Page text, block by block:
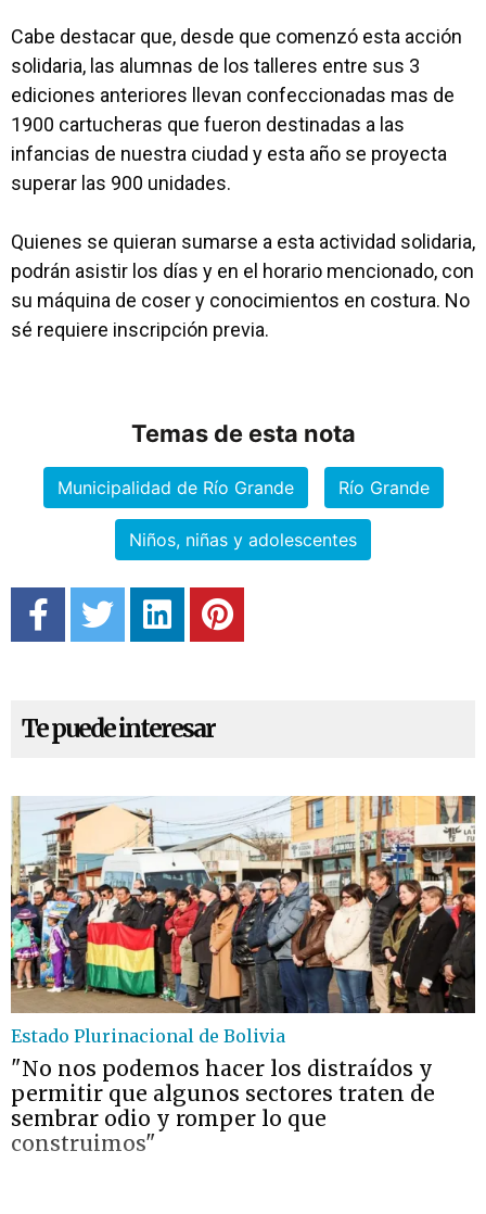
Cabe destacar que, desde que comenzó esta acción
solidaria, las alumnas de los talleres entre sus 3
ediciones anteriores llevan confeccionadas mas de
1900 cartucheras que fueron destinadas a las
infancias de nuestra ciudad y esta año se proyecta
superar las 900 unidades.
Quienes se quieran sumarse a esta actividad solidaria,
podrán asistir los días y en el horario mencionado, con
su máquina de coser y conocimientos en costura. No
sé requiere inscripción previa.
Temas de esta nota
Municipalidad de Río Grande Río Grande
Niños, niñas y adolescentes
Te puede interesar
Estado Plurinacional de Bolivia
"No nos podemos hacer los distraídos y
permitir que algunos sectores traten de
sembrar odio y romper lo que
construimos"